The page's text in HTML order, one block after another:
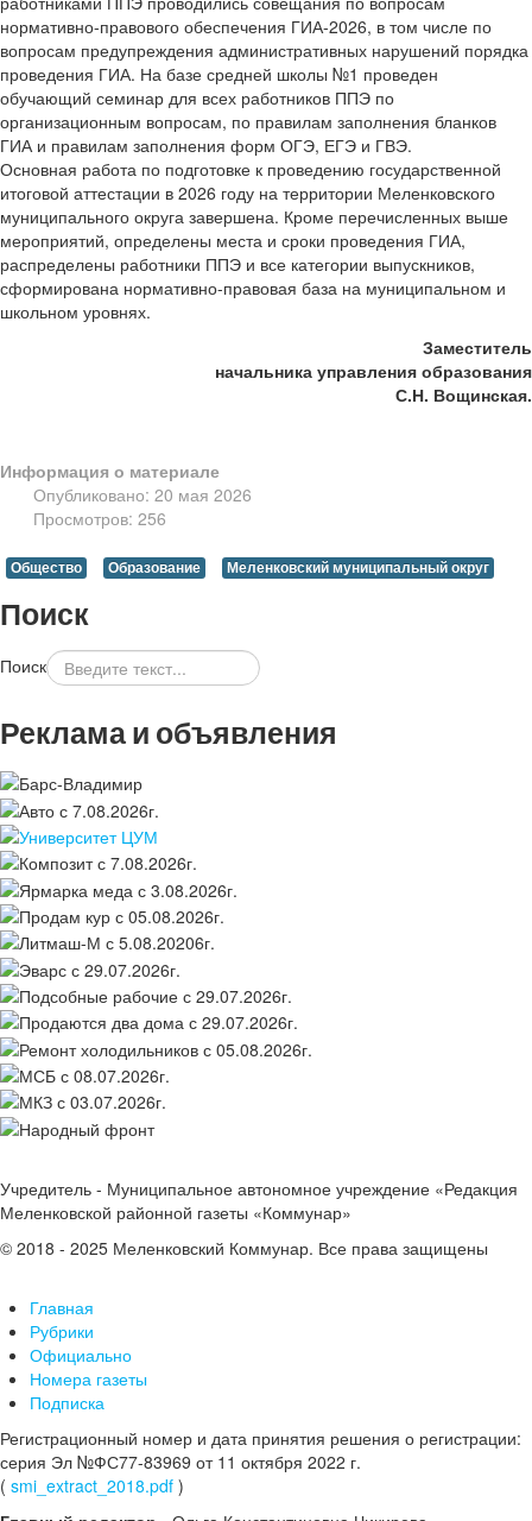
нормативно-правового обеспечения ГИА-2026, в том числе по
вопросам предупреждения административных нарушений порядка
проведения ГИА. На базе средней школы №1 проведен
обучающий семинар для всех работников ППЭ по
организационным вопросам, по правилам заполнения бланков
ГИА и правилам заполнения форм ОГЭ, ЕГЭ и ГВЭ.
Основная работа по подготовке к проведению государственной
итоговой аттестации в 2026 году на территории Меленковского
муниципального округа завершена. Кроме перечисленных выше
мероприятий, определены места и сроки проведения ГИА,
распределены работники ППЭ и все категории выпускников,
сформирована нормативно-правовая база на муниципальном и
школьном уровнях.
Заместитель
начальника управления образования
С.Н. Вощинская.
Информация о материале
Опубликовано: 20 мая 2026
Просмотров: 256
Общество Образование Меленковский муниципальный округ
Поиск
Поиск
Реклама и объявления
Учредитель - Муниципальное автономное учреждение «Редакция
Меленковской районной газеты «Коммунар»
© 2018 - 2025 Меленковский Коммунар. Все права защищены
Главная
Рубрики
Официально
Номера газеты
Подписка
Регистрационный номер и дата принятия решения о регистрации:
серия Эл №ФС77-83969 от 11 октября 2022 г.
( smi_extract_2018.pdf )